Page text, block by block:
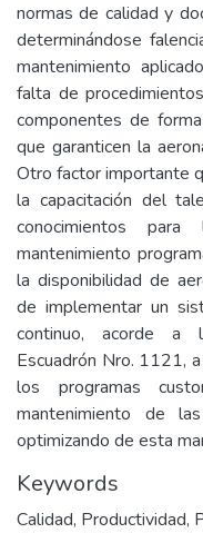
normas de calidad y
determinándose
mantenimiento
falta de
componentes de
que garanticen la
Otro factor importante
la capacitación del
conocimientos
mantenimiento
la disponibilidad de
de implementar un
continuo, acorde a
Escuadrón Nro. 1121,
los programas
mantenimiento de
optimizando de esta
Keywords
Calidad, Productividad,